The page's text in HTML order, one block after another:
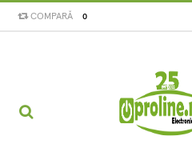
COMPARĂ 0